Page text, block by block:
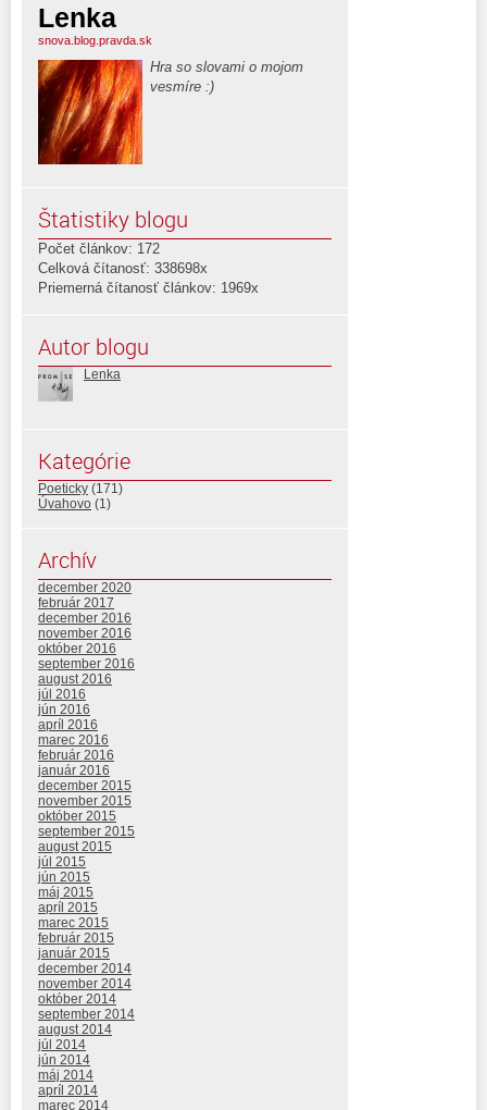
Lenka
snova.blog.pravda.sk
Hra so slovami o mojom
vesmíre :)
Štatistiky blogu
Počet článkov: 172
Celková čítanosť: 338698x
Priemerná čítanosť článkov: 1969x
Autor blogu
Lenka
Kategórie
Poeticky (171)
Úvahovo (1)
Archív
december 2020
február 2017
december 2016
november 2016
október 2016
september 2016
august 2016
júl 2016
jún 2016
apríl 2016
marec 2016
február 2016
január 2016
december 2015
november 2015
október 2015
september 2015
august 2015
júl 2015
jún 2015
máj 2015
apríl 2015
marec 2015
február 2015
január 2015
december 2014
november 2014
október 2014
september 2014
august 2014
júl 2014
jún 2014
máj 2014
apríl 2014
marec 2014